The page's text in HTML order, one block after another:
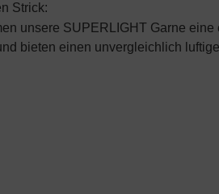
Strick:
unsere SUPER
LIGHT Garne
bieten einen unvergleichlich